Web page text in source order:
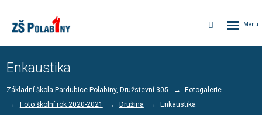
Vyhledávání
Enkaustika
Základní škola Pardubice-Polabiny, Družstevní 305
Fotogalerie
Foto školní rok 2020-2021
Družina Enkaustika